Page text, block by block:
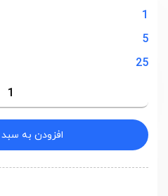
25
افزودن به سبد